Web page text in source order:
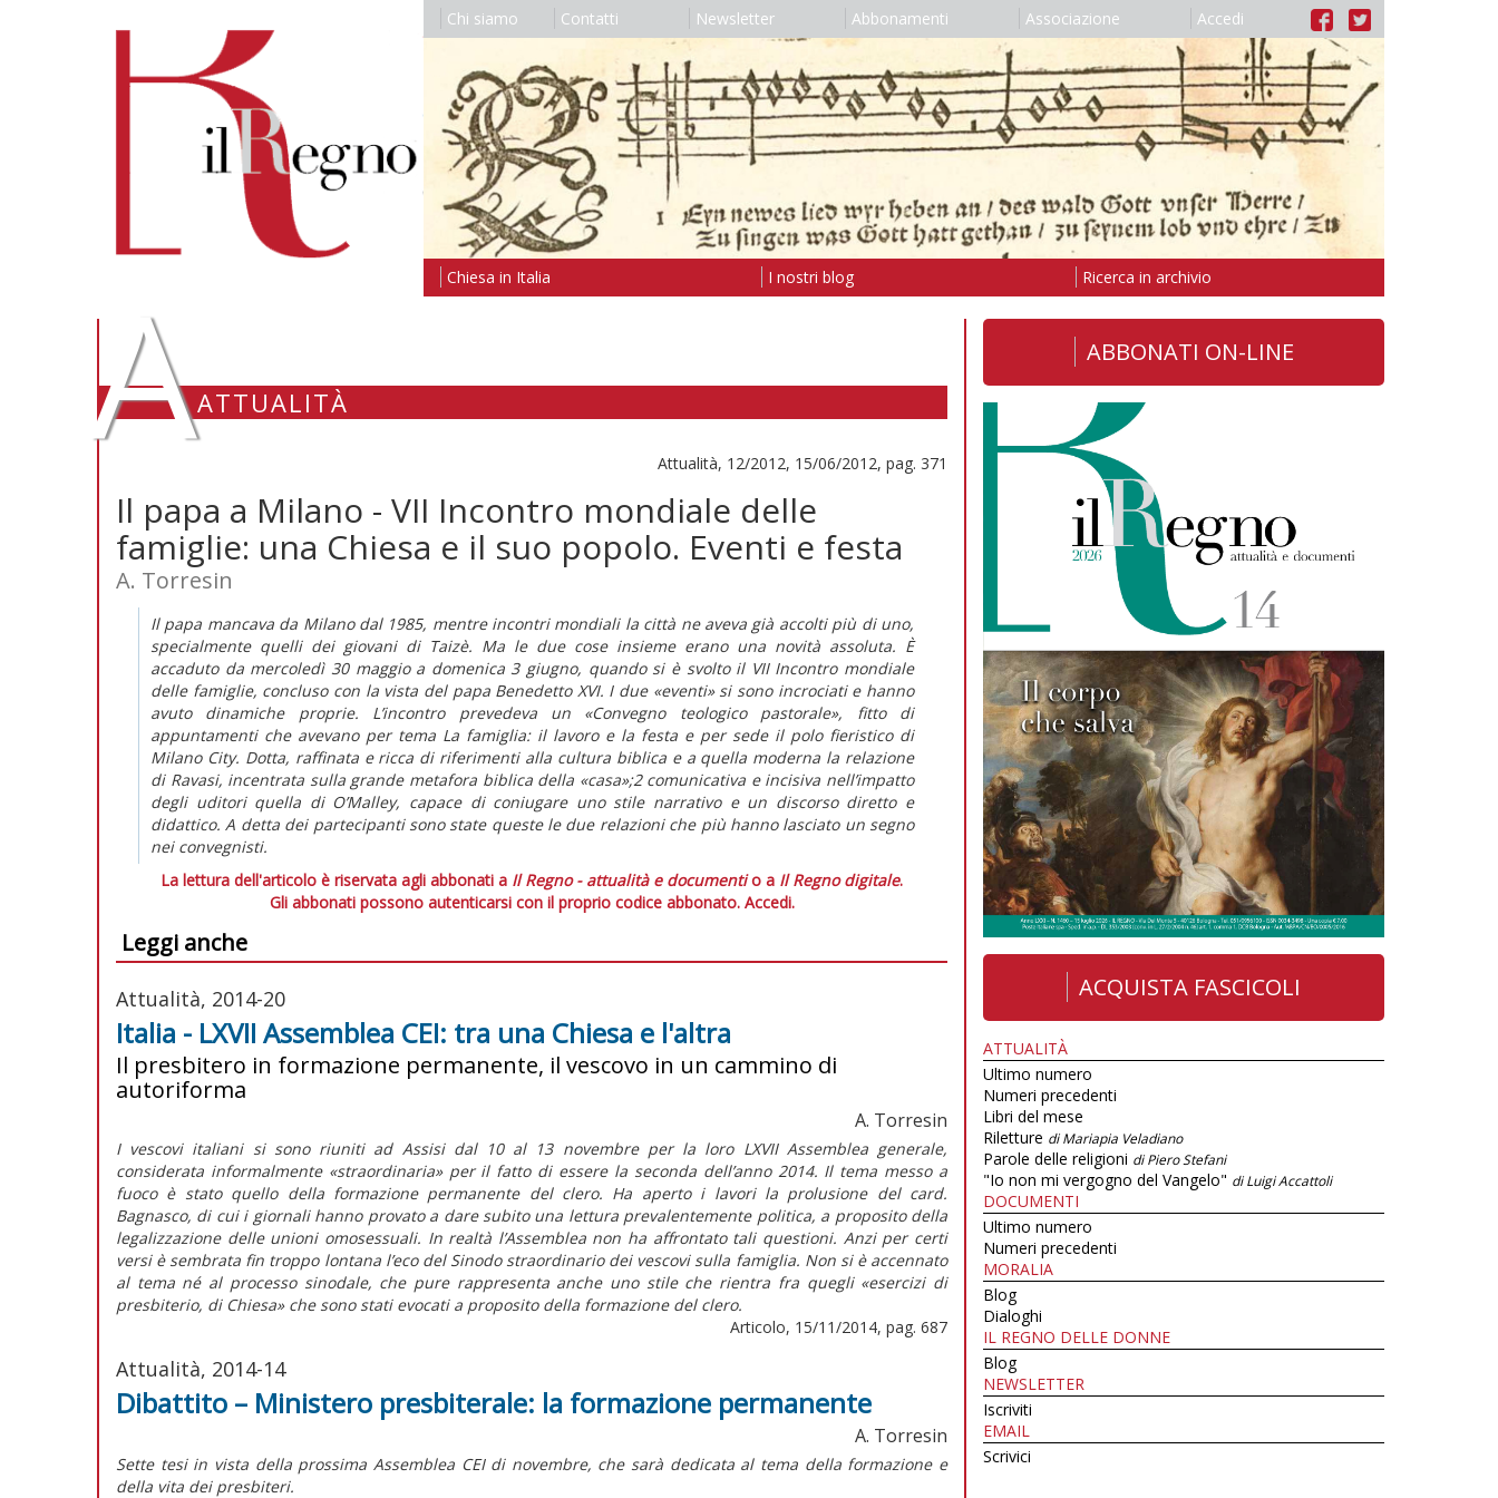
Chi siamo Contatti Newsletter Abbonamenti Associazione Accedi
Chiesa in Italia I nostri blog Ricerca in archivio
AATTUALITÀ
Attualità, 12/2012, 15/06/2012, pag. 371
Il papa a Milano - VII Incontro mondiale delle
famiglie: una Chiesa e il suo popolo. Eventi e festa
A. Torresin
Il papa mancava da Milano dal 1985, mentre incontri mondiali la città ne aveva già accolti più di uno,
specialmente quelli dei giovani di Taizè. Ma le due cose insieme erano una novità assoluta. È
accaduto da mercoledì 30 maggio a domenica 3 giugno, quando si è svolto il VII Incontro mondiale
delle famiglie, concluso con la vista del papa Benedetto XVI. I due «eventi» si sono incrociati e hanno
avuto dinamiche proprie. L’incontro prevedeva un «Convegno teologico pastorale», fitto di
appuntamenti che avevano per tema La famiglia: il lavoro e la festa e per sede il polo fieristico di
Milano City. Dotta, raffinata e ricca di riferimenti alla cultura biblica e a quella moderna la relazione
di Ravasi, incentrata sulla grande metafora biblica della «casa»;2 comunicativa e incisiva nell’impatto
degli uditori quella di O’Malley, capace di coniugare uno stile narrativo e un discorso diretto e
didattico. A detta dei partecipanti sono state queste le due relazioni che più hanno lasciato un segno
nei convegnisti.
La lettura dell'articolo è riservata agli abbonati a Il Regno - attualità e documentio a Il Regno digitale.
Gli abbonati possono autenticarsi con il proprio codice abbonato. Accedi.
Leggi anche
Attualità, 2014-20
Italia - LXVII Assemblea CEI: tra una Chiesa e l'altra
Il presbitero in formazione permanente, il vescovo in un cammino di
autoriforma
A. Torresin
I vescovi italiani si sono riuniti ad Assisi dal 10 al 13 novembre per la loro LXVII Assemblea generale,
considerata informalmente «straordinaria» per il fatto di essere la seconda dell’anno 2014. Il tema messo a
fuoco è stato quello della formazione permanente del clero. Ha aperto i lavori la prolusione del card.
Bagnasco, di cui i giornali hanno provato a dare subito una lettura prevalentemente politica, a proposito della
legalizzazione delle unioni omosessuali. In realtà l’Assemblea non ha affrontato tali questioni. Anzi per certi
versi è sembrata fin troppo lontana l’eco del Sinodo straordinario dei vescovi sulla famiglia. Non si è accennato
al tema né al processo sinodale, che pure rappresenta anche uno stile che rientra fra quegli «esercizi di
presbiterio, di Chiesa» che sono stati evocati a proposito della formazione del clero.
Articolo, 15/11/2014, pag. 687
Attualità, 2014-14
Dibattito – Ministero presbiterale: la formazione permanente
A. Torresin
Sette tesi in vista della prossima Assemblea CEI di novembre, che sarà dedicata al tema della formazione e
della vita dei presbiteri.
ABBONATI ON-LINE
ACQUISTA FASCICOLI
ATTUALITÀ
Ultimo numero
Numeri precedenti
Libri del mese
Riletture di Mariapia Veladiano
Parole delle religioni di Piero Stefani
"Io non mi vergogno del Vangelo" di Luigi Accattoli
DOCUMENTI
Ultimo numero
Numeri precedenti
MORALIA
Blog
Dialoghi
IL REGNO DELLE DONNE
Blog
NEWSLETTER
Iscriviti
EMAIL
Scrivici